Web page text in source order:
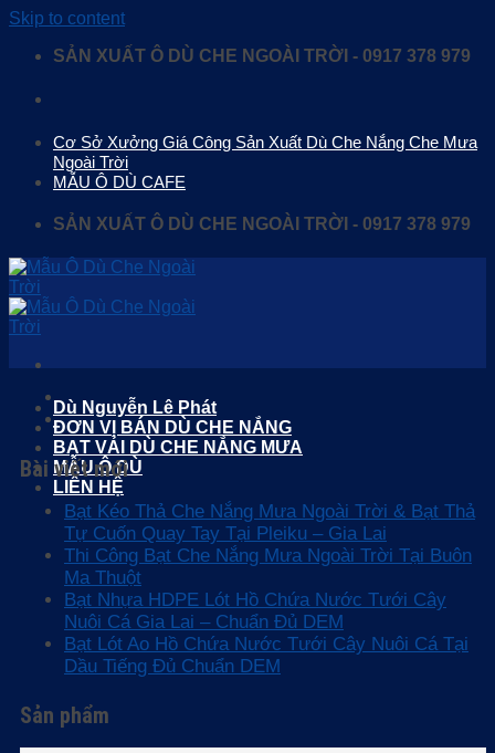
Skip to content
SẢN XUẤT Ô DÙ CHE NGOÀI TRỜI - 0917 378 979
Cơ Sở Xưởng Giá Công Sản Xuất Dù Che Nắng Che Mưa
Ngoài Trời
MẪU Ô DÙ CAFE
SẢN XUẤT Ô DÙ CHE NGOÀI TRỜI - 0917 378 979
Dù Nguyễn Lê Phát
ĐƠN VỊ BÁN DÙ CHE NẮNG
BẠT VẢI DÙ CHE NẮNG MƯA
MẪU Ô DÙ
LIÊN HỆ
Bài viết mới
Bạt Kéo Thả Che Nắng Mưa Ngoài Trời & Bạt Thả
Tự Cuốn Quay Tay Tại Pleiku – Gia Lai
Thi Công Bạt Che Nắng Mưa Ngoài Trời Tại Buôn
Ma Thuột
Bạt Nhựa HDPE Lót Hồ Chứa Nước Tưới Cây
Nuôi Cá Gia Lai – Chuẩn Đủ DEM
Bạt Lót Ao Hồ Chứa Nước Tưới Cây Nuôi Cá Tại
Dầu Tiếng Đủ Chuẩn DEM
Sản phẩm